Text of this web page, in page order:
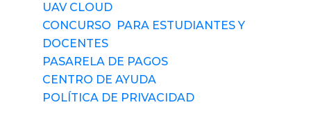
UAV CLOUD
CONCURSO PARA ESTUDIANTES Y
DOCENTES
PASARELA DE PAGOS
CENTRO DE AYUDA
POLÍTICA DE PRIVACIDAD